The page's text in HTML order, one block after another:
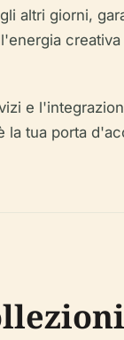
altri giorni,
e
tua porta